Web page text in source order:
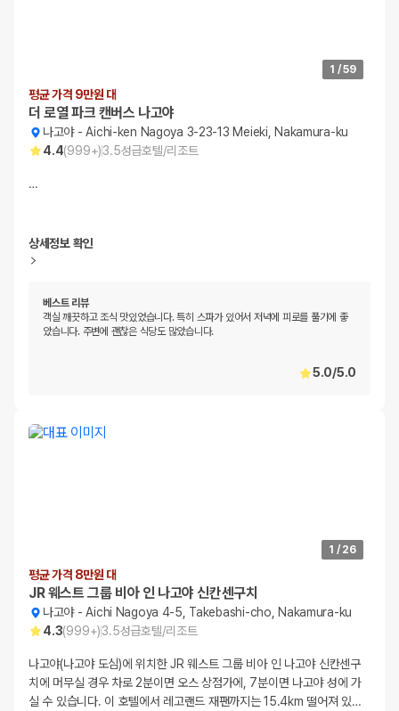
1 /59
평균 가격 9만원 대
더 로열 파크 캔버스 나고야
나고야-Aichi-ken Nagoya 3-23-13 Meieki, Nakamura-ku
4.4(999+)3.5성급호텔/리조트
…
상세정보 확인
베스트 리뷰
객실 깨끗하고 조식 맛있었습니다. 특히 스파가 있어서 저녁에 피로를 풀기에 좋
았습니다. 주변에 괜찮은 식당도 많았습니다.
5.0/5.0
1 / 26
평균 가격 8만원 대
JR 웨스트 그룹 비아 인 나고야 신칸센구치
나고야-Aichi Nagoya 4-5, Takebashi-cho, Nakamura-ku
4.3(999+)3.5성급호텔/리조트
나고야(나고야 도심)에 위치한 JR 웨스트 그룹 비아 인 나고야 신칸센구
치에 머무실 경우 차로 2분이면 오스 상점가에, 7분이면 나고야 성에 가
실 수 있습니다. 이 호텔에서 레고랜드 재팬까지는 15.4km 떨어져 있…